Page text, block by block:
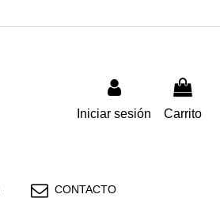
Iniciar sesión Carrito
CONTACTO